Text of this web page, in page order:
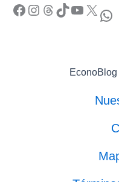
Facebook Instagram Threads TikTok YouTube X WhatsApp